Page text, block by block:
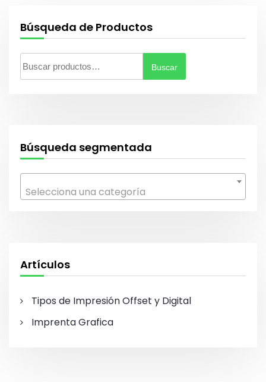
Búsqueda de Productos
B
r
p
o
:
Buscar
Búsqueda segmentada
Selecciona una categoría
Artículos
Tipos de Impresión Offset y Digital
Imprenta Grafica